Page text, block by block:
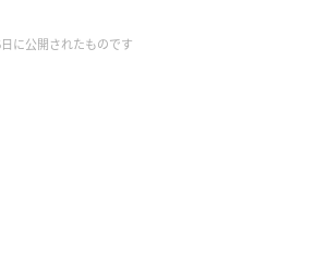
に公開されたものです